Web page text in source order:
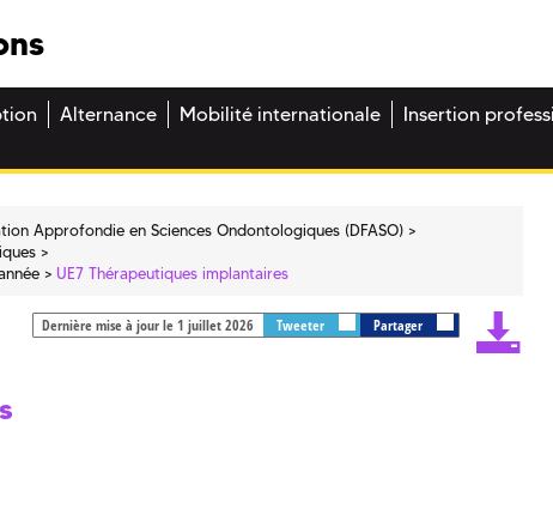
Alternance Mobilité internationale
Insertion
Approfondie en Sciences Ondontologiques (DFASO)
UE7 Thérapeutiques implantaires
Dernière mise à jour le 1 juillet 2026 Tweeter Partager